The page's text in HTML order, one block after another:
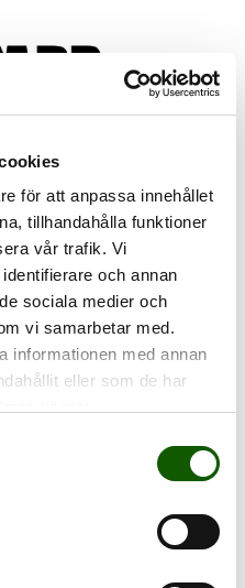
för att anpassa innehållet
tillhandahålla funktioner
vår trafik. Vi
och annan
sociala medier och
vi samarbetar med.
informationen med annan
eller som de har
Fyll i ordernumret och e-
köpet nedan. Du
på att du ångrat ditt köp till
vidare instruktioner angående
vilken e-postadress du